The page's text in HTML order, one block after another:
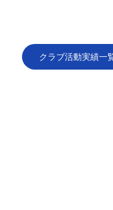
クラブ活動実績一